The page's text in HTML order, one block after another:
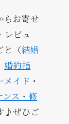
らお寄せ
レビュ
と（結婚
婚約指
メイド ・
ンス・修
♪ぜひご